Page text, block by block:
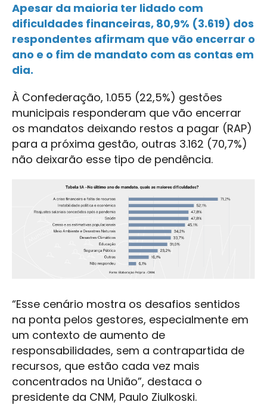
Apesar da maioria ter lidado com
dificuldades financeiras, 80,9% (3.619) dos
respondentes afirmam que vão encerrar o
ano e o fim de mandato com as contas em
dia.
À Confederação, 1.055 (22,5%) gestões
municipais responderam que vão encerrar
os mandatos deixando restos a pagar (RAP)
para a próxima gestão, outras 3.162 (70,7%)
não deixarão esse tipo de pendência.
“Esse cenário mostra os desafios sentidos
na ponta pelos gestores, especialmente em
um contexto de aumento de
responsabilidades, sem a contrapartida de
recursos, que estão cada vez mais
concentrados na União”, destaca o
presidente da CNM, Paulo Ziulkoski.